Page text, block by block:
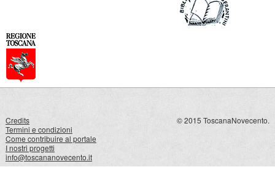
Credits
Termini e condizioni
Come contribuire al portale
I nostri progetti
info@toscananovecento.it
© 2015 ToscanaNovecento.